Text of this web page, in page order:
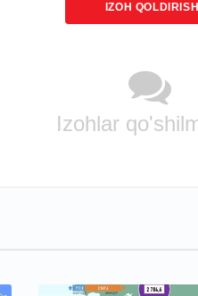
IZOH QOLDIRISH
Izohlar